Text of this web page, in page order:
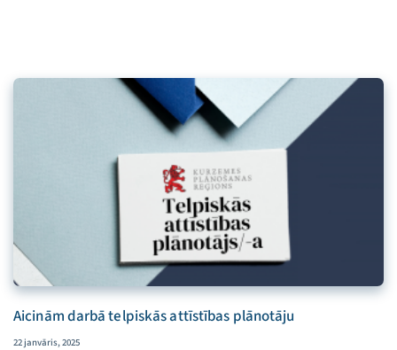
Aicinām darbā telpiskās attīstības plānotāju
22 janvāris, 2025